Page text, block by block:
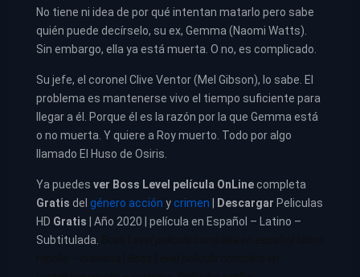
No tiene ni idea de por qué intentan matarlo pero sabe
quién puede decírselo, su ex, Gemma (Naomi Watts).
Sin embargo, ella ya está muerta. O no, es complicado.
Su jefe, el coronel Clive Ventor (Mel Gibson), lo sabe. El
problema es mantenerse vivo el tiempo suficiente para
llegar a él. Porque él es la razón por la que Gemma está
o no muerta. Y quiere a Roy muerto. Todo por algo
llamado El Huso de Osiris.
Ya puedes ver Boss Level película OnLinecompleta
Gratis del género acción ycrimen Descargar Peliculas
HD Gratis | Año 2020 | película en Español – Latino –
Subtitulada.